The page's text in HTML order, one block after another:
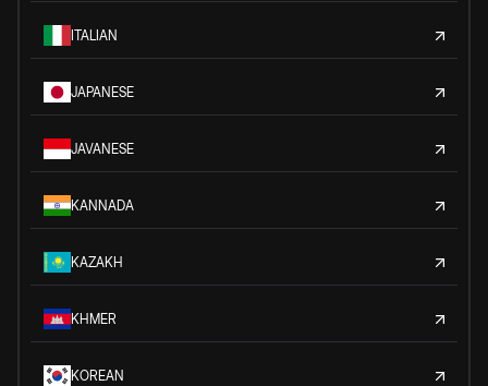
ITALIAN
JAPANESE
JAVANESE
KANNADA
KAZAKH
KHMER
KOREAN